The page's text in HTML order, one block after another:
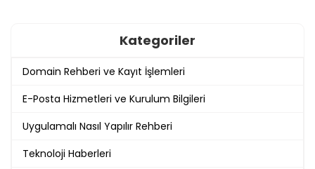
Kategoriler
Domain Rehberi ve Kayıt İşlemleri
E-Posta Hizmetleri ve Kurulum Bilgileri
Uygulamalı Nasıl Yapılır Rehberi
Teknoloji Haberleri